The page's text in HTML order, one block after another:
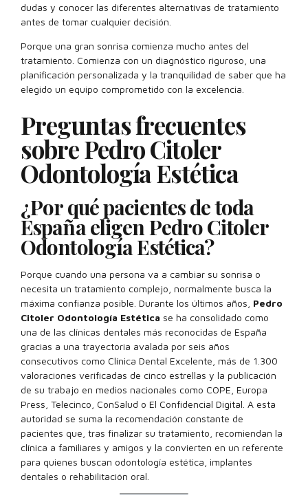
dudas y conocer las diferentes alternativas de tratamiento
antes de tomar cualquier decisión.
Porque una gran sonrisa comienza mucho antes del
tratamiento. Comienza con un diagnóstico riguroso, una
planificación personalizada y la tranquilidad de saber que ha
elegido un equipo comprometido con la excelencia.
Preguntas frecuentes
sobre Pedro Citoler
Odontología Estética
¿Por qué pacientes de toda
España eligen Pedro Citoler
Odontología Estética?
Porque cuando una persona va a cambiar su sonrisa o
necesita un tratamiento complejo, normalmente busca la
máxima confianza posible. Durante los últimos años, Pedro
Citoler Odontología Estética se ha consolidado como
una de las clínicas dentales más reconocidas de España
gracias a una trayectoria avalada por seis años
consecutivos como Clínica Dental Excelente, más de 1.300
valoraciones verificadas de cinco estrellas y la publicación
de su trabajo en medios nacionales como COPE, Europa
Press, Telecinco, ConSalud o El Confidencial Digital. A esta
autoridad se suma la recomendación constante de
pacientes que, tras finalizar su tratamiento, recomiendan la
clínica a familiares y amigos y la convierten en un referente
para quienes buscan odontología estética, implantes
dentales o rehabilitación oral.